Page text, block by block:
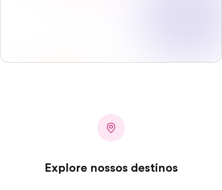
Explore nossos destinos